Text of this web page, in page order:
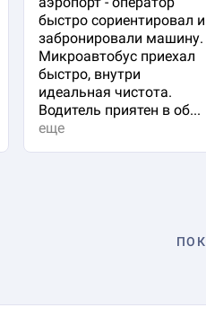
быстро сориентировал и
забронировали машину.
Микроавтобус приехал
быстро, внутри
идеальная чистота.
Водитель приятен в об...
еще